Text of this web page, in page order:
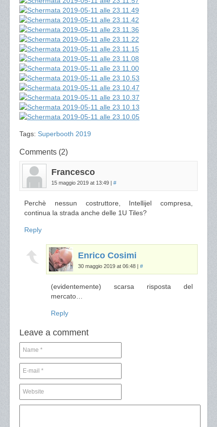
Tags: Superbooth 2019
Comments (2)
Francesco
15 maggio 2019 at 13:49 | #
Perchè nessun costruttore, Intellijel compresa,
continua la strada anche delle 1U Tiles?
Reply
Enrico Cosimi
30 maggio 2019 at 06:48 | #
(evidentemente) scarsa risposta del
mercato…
Reply
Leave a comment